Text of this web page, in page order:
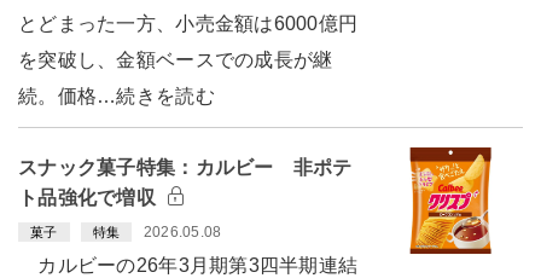
とどまった一方、小売金額は6000億円
を突破し、金額ベースでの成長が継
続。価格…続きを読む
スナック菓子特集：カルビー 非ポテ
ト品強化で増収
菓子 特集 2026.05.08
カルビーの26年3月期第3四半期連結